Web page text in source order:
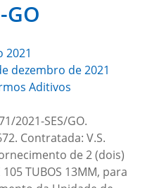
GO
2021
dezembro de 2021
Aditivos
2021-SES/GO.
Contratada: V.S.
de 2 (dois)
105 TUBOS 13MM, para